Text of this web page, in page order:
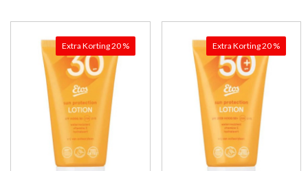
Extra Korting 20 % Extra Korting 20 %